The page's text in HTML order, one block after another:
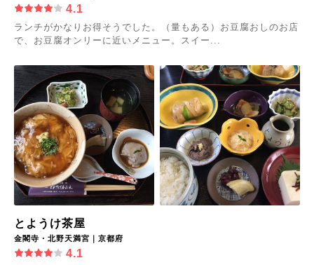
4.1
ランチがかなりお得そうでした。（量もある）お豆腐おしのお店
で、お豆腐オンリーに近いメニュー。スイー...
とようけ茶屋
金閣寺・北野天満宮｜京都府
4.1